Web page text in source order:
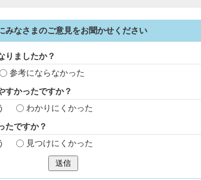
みなさまのご意見をお聞かせください
りましたか？
参考にならなかった
すかったですか？
わかりにくかった
たですか？
見つけにくかった
送信